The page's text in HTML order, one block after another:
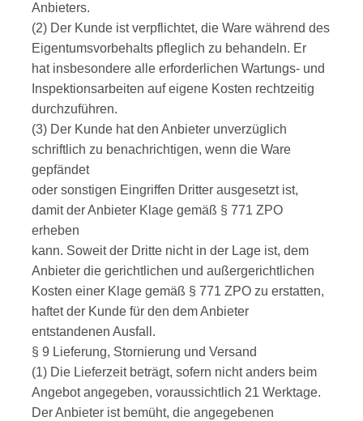
Anbieters.
(2) Der Kunde ist verpflichtet, die Ware während des
Eigentumsvorbehalts pfleglich zu behandeln. Er
hat insbesondere alle erforderlichen Wartungs- und
Inspektionsarbeiten auf eigene Kosten rechtzeitig
durchzuführen.
(3) Der Kunde hat den Anbieter unverzüglich
schriftlich zu benachrichtigen, wenn die Ware
gepfändet
oder sonstigen Eingriffen Dritter ausgesetzt ist,
damit der Anbieter Klage gemäß § 771 ZPO
erheben
kann. Soweit der Dritte nicht in der Lage ist, dem
Anbieter die gerichtlichen und außergerichtlichen
Kosten einer Klage gemäß § 771 ZPO zu erstatten,
haftet der Kunde für den dem Anbieter
entstandenen Ausfall.
§ 9 Lieferung, Stornierung und Versand
(1) Die Lieferzeit beträgt, sofern nicht anders beim
Angebot angegeben, voraussichtlich 21 Werktage.
Der Anbieter ist bemüht, die angegebenen